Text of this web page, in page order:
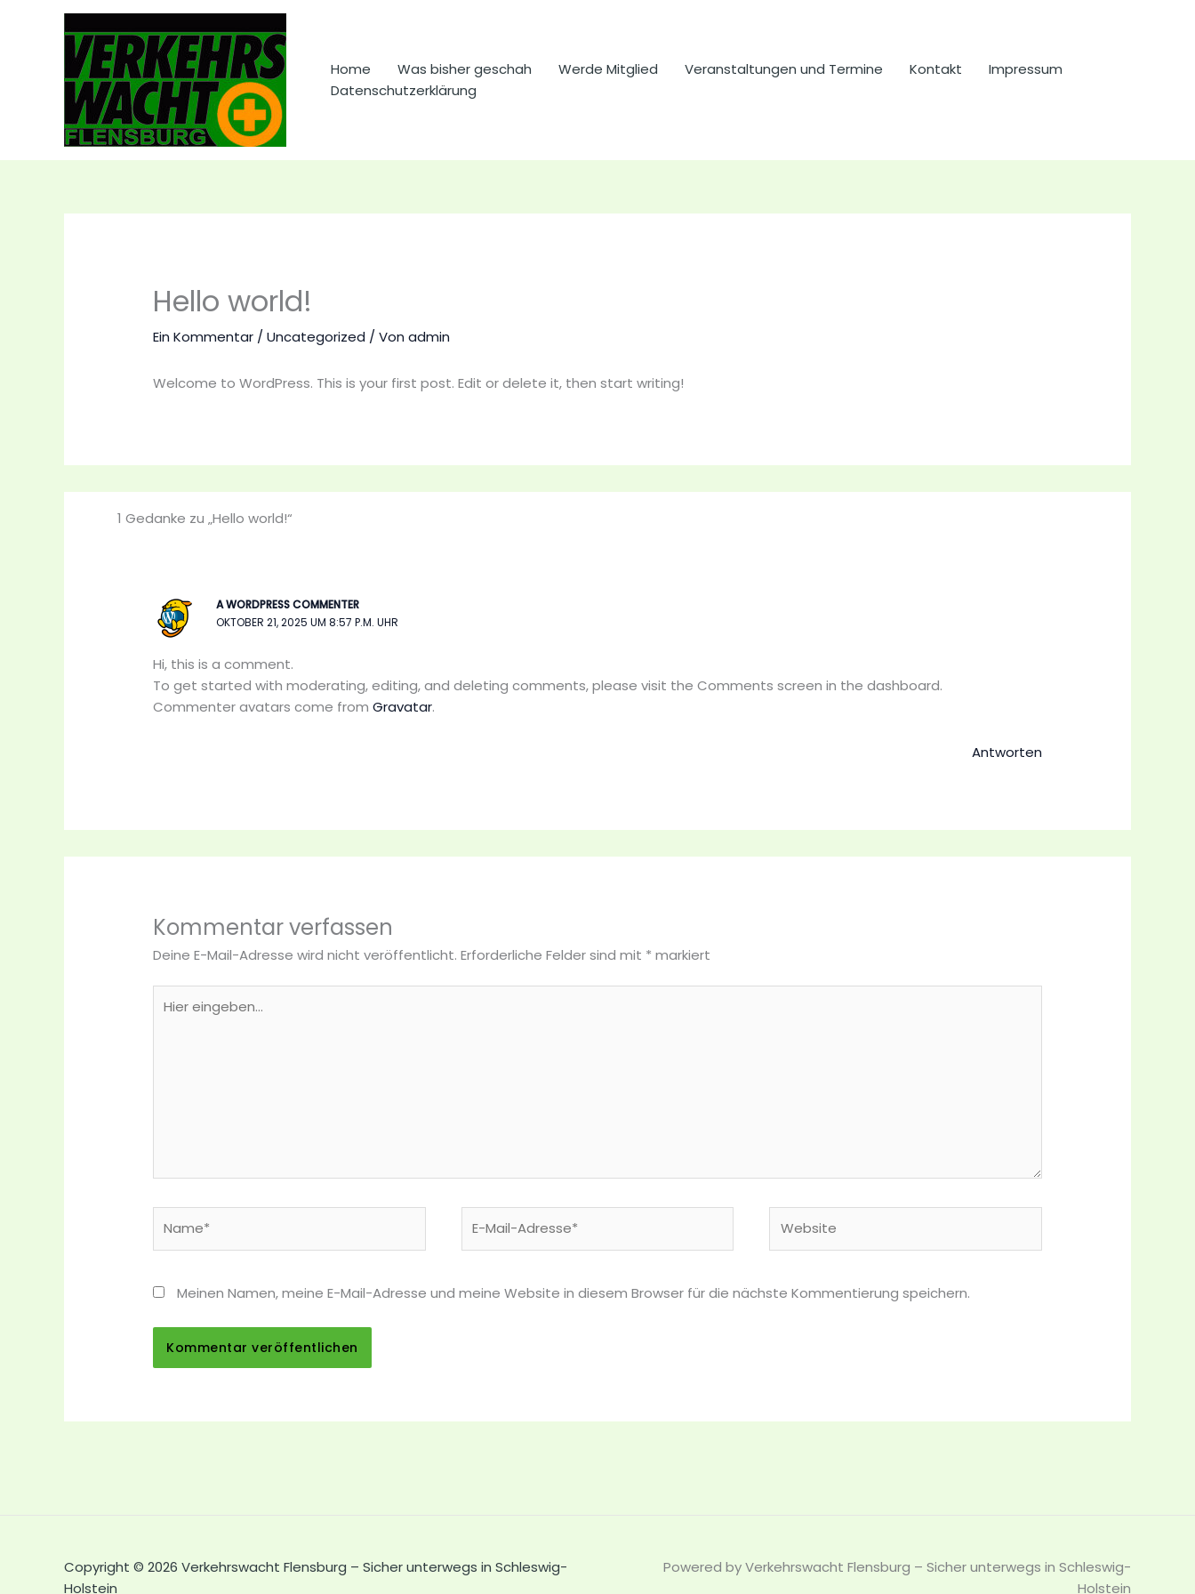
Home
Was bisher geschah Werde Mitglied Veranstaltungen und Termine Kontakt
Impressum
Datenschutzerklärung
Hello world!
Ein Kommentar /Uncategorized / Vonadmin
Welcome to WordPress. This is your first post. Edit or delete it, then start writing!
1 Gedanke zu „Hello world!“
A WORDPRESS COMMENTER
OKTOBER 21, 2025 UM 8:57 P.M. UHR
Hi, this is a comment.
To get started with moderating, editing, and deleting comments, please visit the Comments screen in the dashboard.
Commenter avatars come fromGravatar.
Antworten
Kommentar verfassen
Deine E-Mail-Adresse wird nicht veröffentlicht. Erforderliche Felder sind mit * markiert
eingeben…
Mail-
Meinen Namen, meine E-Mail-Adresse und meine Website in diesem Browser für die nächste Kommentierung speichern.
Copyright © 2026 Verkehrswacht Flensburg – Sicher unterwegs in Schleswig-
Holstein
Powered by Verkehrswacht Flensburg – Sicher unterwegs in Schleswig-
Holstein